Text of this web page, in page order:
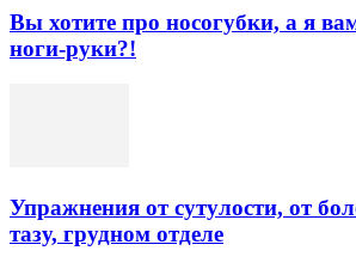
Вы хотите про носогубки, а я
ноги-руки?!
Упражнения от сутулости, от
тазу, грудном отделе